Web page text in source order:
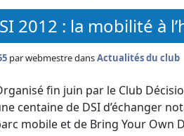
2012 : la mobilité à
parwebmestre dansActualités du club
fin juin par le Club
centaine de DSI d’échanger
mobile et de Bring Your Own